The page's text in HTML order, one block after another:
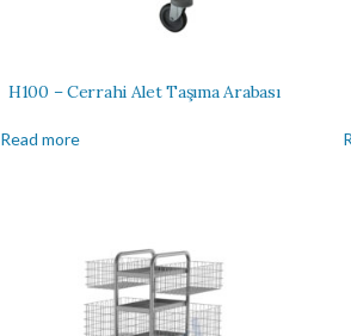
H100 – Cerrahi Alet Taşıma Arabası
Read more